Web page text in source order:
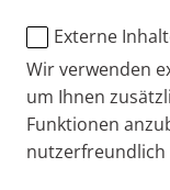
Externe
Wir verwenden
um Ihnen
Funktionen
nutzerfreundlich